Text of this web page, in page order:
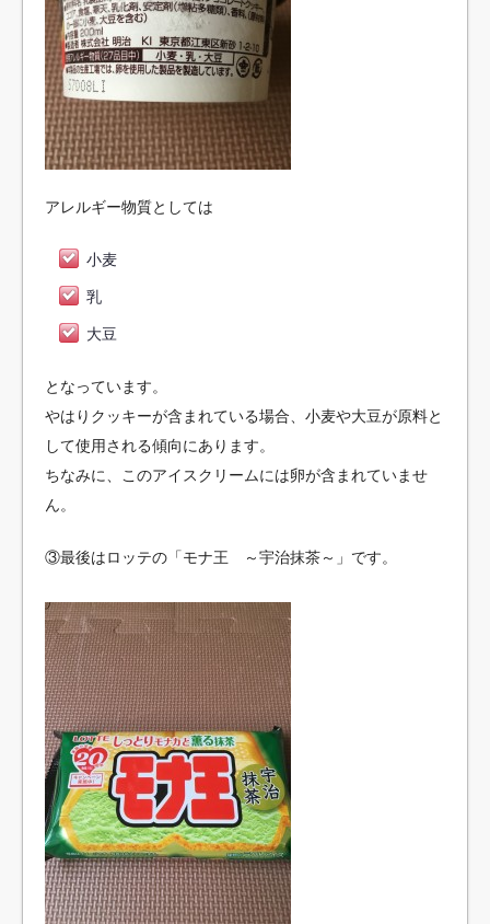
アレルギー物質としては
小麦
乳
大豆
となっています。
やはりクッキーが含まれている場合、小麦や大豆が原料と
して使用される傾向にあります。
ちなみに、このアイスクリームには卵が含まれていませ
ん。
③最後はロッテの「モナ王 ～宇治抹茶～」です。